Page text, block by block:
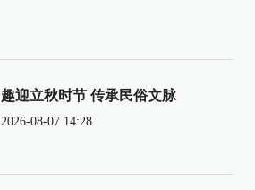
趣迎立秋时节 传承民俗文脉
2026-08-07 14:28